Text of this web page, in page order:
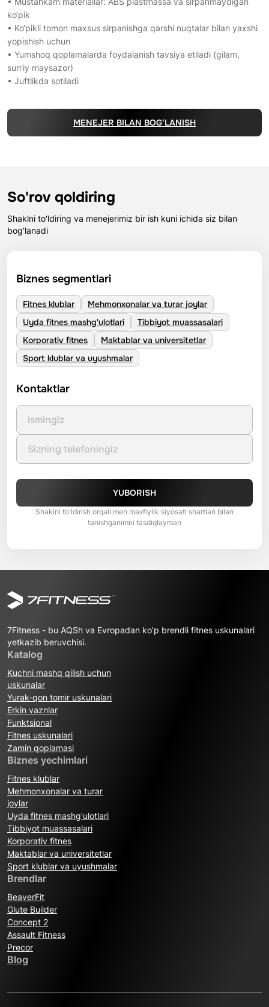
ko‘pik
• Ko‘pikli tomon maxsus sirpanishga qarshi nuqtalar bilan yaxshi
yopishish uchun
• Yumshoq qoplamalarda foydalanish tavsiya etiladi (gilam,
sun’iy maysazor)
• Juftlikda sotiladi
MENEJER BILAN BOG‘LANISH
So'rov qoldiring
Shaklni to'ldiring va menejerimiz bir ish kuni ichida siz bilan
bog'lanadi
Biznes segmentlari
Fitnes klublar
Mehmonxonalar va turar joylar
Uyda fitnes mashg'ulotlari
Tibbiyot muassasalari
Korporativ fitnes
Maktablar va universitetlar
Sport klublar va uyushmalar
Kontaktlar
YUBORISH
Shaklni to'ldirish orqali men maxfiylik siyosati shartlari bilan
tanishganimni tasdiqlayman
7Fitness - bu AQSh va Evropadan ko'p brendli fitnes uskunalari
yetkazib beruvchisi.
Katalog
Kuchni mashq qilish uchun
uskunalar
Yurak-qon tomir uskunalari
Erkin vaznlar
Funktsional
Fitnes uskunalari
Zamin qoplamasi
Biznes yechimlari
Fitnes klublar
Mehmonxonalar va turar
joylar
Uyda fitnes mashg'ulotlari
Tibbiyot muassasalari
Korporativ fitnes
Maktablar va universitetlar
Sport klublar va uyushmalar
Brendlar
BeaverFit
Glute Builder
Concept 2
Assault Fitness
Precor
Blog